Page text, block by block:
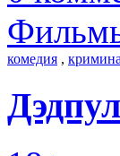
комедия ,